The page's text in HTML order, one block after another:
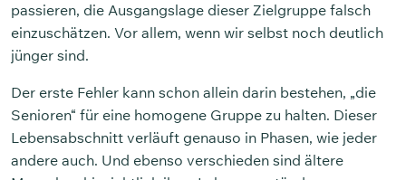
passieren, die Ausgangslage dieser Zielgruppe falsch
einzuschätzen. Vor allem, wenn wir selbst noch deutlich
jünger sind.
Der erste Fehler kann schon allein darin bestehen, „die
Senioren“ für eine homogene Gruppe zu halten. Dieser
Lebensabschnitt verläuft genauso in Phasen, wie jeder
andere auch. Und ebenso verschieden sind ältere